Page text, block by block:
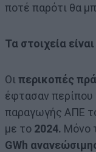
ποτέ παρότι θα
Τα στοιχεία
Οι περικοπές
έφτασαν περίπου
παραγωγής ΑΠΕ
με το 2024. Μόνο
GWh